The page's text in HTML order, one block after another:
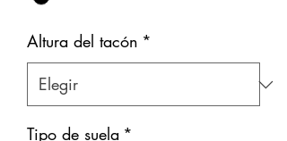
Altura del tacón *
Tipo de suela *